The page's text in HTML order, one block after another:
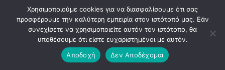
διοχέτευσε χρήματα –μέσω της ΚΥΠ και με αρχική
πηγή τη CIA– προς την εκστρατεία του Νίξον, σε
ένα σύστημα «ανακύκλωσης» χρημάτων.
Χρησιμοποιούμε cookies για να διασφαλίσουμε ότι σας
προσφέρουμε την καλύτερη εμπειρία στον ιστότοπό μας. Εάν
συνεχίσετε να χρησιμοποιείτε αυτόν τον ιστότοπο, θα
υποθέσουμε ότι είστε ευχαριστημένοι με αυτόν.
Αποδοχή
Δεν Αποδέχομαι